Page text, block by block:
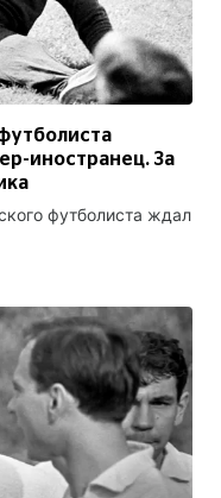
иностранец. За
футболиста ждал